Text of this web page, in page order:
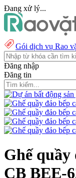
Đang xử lý...
Gói dịch vụ Rao
Đăng nhập
Đăng tin
Ghế quầy
CB BEE-